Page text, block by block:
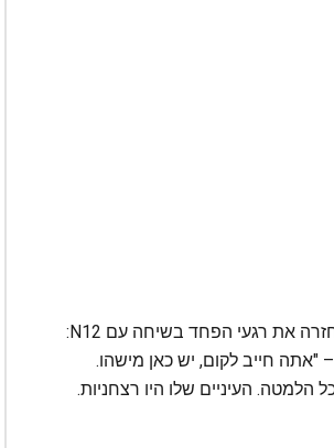
גם כשהוא כבר עצור, הוא המשיך לצעוק "לשחרר את פלסטין". אפרת שיחזרה את רגעי הפחד בשיחה עם N12:
"אתה חייב לקום, יש כאן מישהו.
העיניים שלו היו רצחניות.